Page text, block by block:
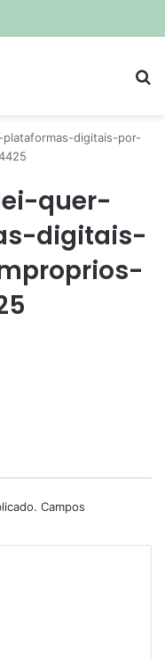
da Mega-Sena
digitais-por-
quer-
digitais-
Campos